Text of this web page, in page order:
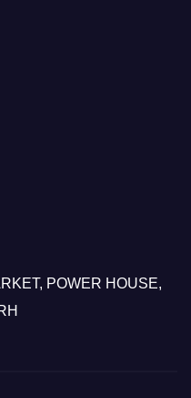
POWER HOUSE,